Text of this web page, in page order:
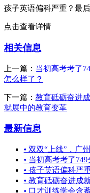
孩子英语偏科严重？最
点击查看详情
相关信息
上一篇： 当初高考考了
怎么样了？
下一篇： 教育砥砺奋进
就展中的教育变革
最新信息
• 双双“上线”，广
• 当初高考考了
• 孩子英语偏科严
• 教育砥砺奋进成
• 口才训练学会含